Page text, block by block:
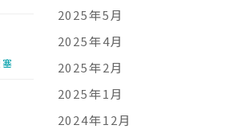
2025年5月
2025年4月
2025年2月
2025年1月
2024年12月